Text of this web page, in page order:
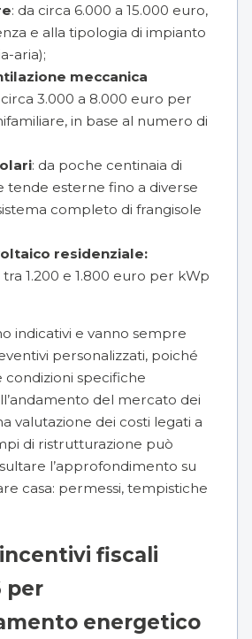
: da circa 6.000 a 15.000 euro,
e alla tipologia di impianto
aria);
meccanica
3.000 a 8.000 euro per
in base al numero di
: da poche centinaia di
tende esterne fino a diverse
completo di frangisole
residenziale:
1.200 e 1.800 euro per kWp
indicativi e vanno sempre
personalizzati, poiché
specifiche
del mercato dei
valutazione dei costi legati a
di ristrutturazione può
l’approfondimento su
casa: permessi, tempistiche
fiscali
per
energetico